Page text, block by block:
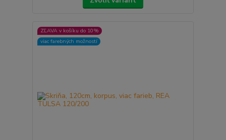
ZĽAVA v košíku do 10%
viac farebných možností